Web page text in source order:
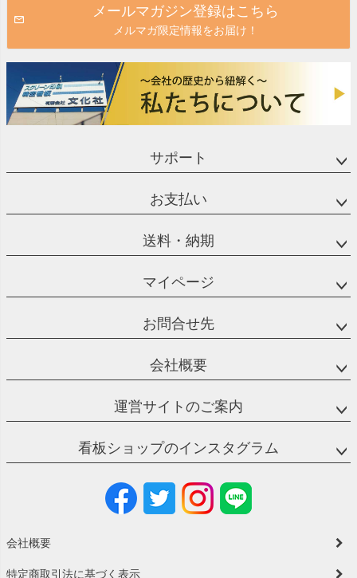
メールマガジン登録はこちら
メルマガ限定情報をお届け！
サポート
お支払い
送料・納期
マイページ
お問合せ先
会社概要
運営サイトのご案内
看板ショップのインスタグラム
会社概要
特定商取引法に基づく表示